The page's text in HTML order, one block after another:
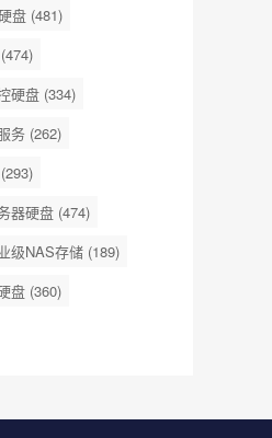
盘 (481)
(474)
硬盘 (334)
务 (262)
(293)
器硬盘 (474)
级NAS存储 (189)
盘 (360)